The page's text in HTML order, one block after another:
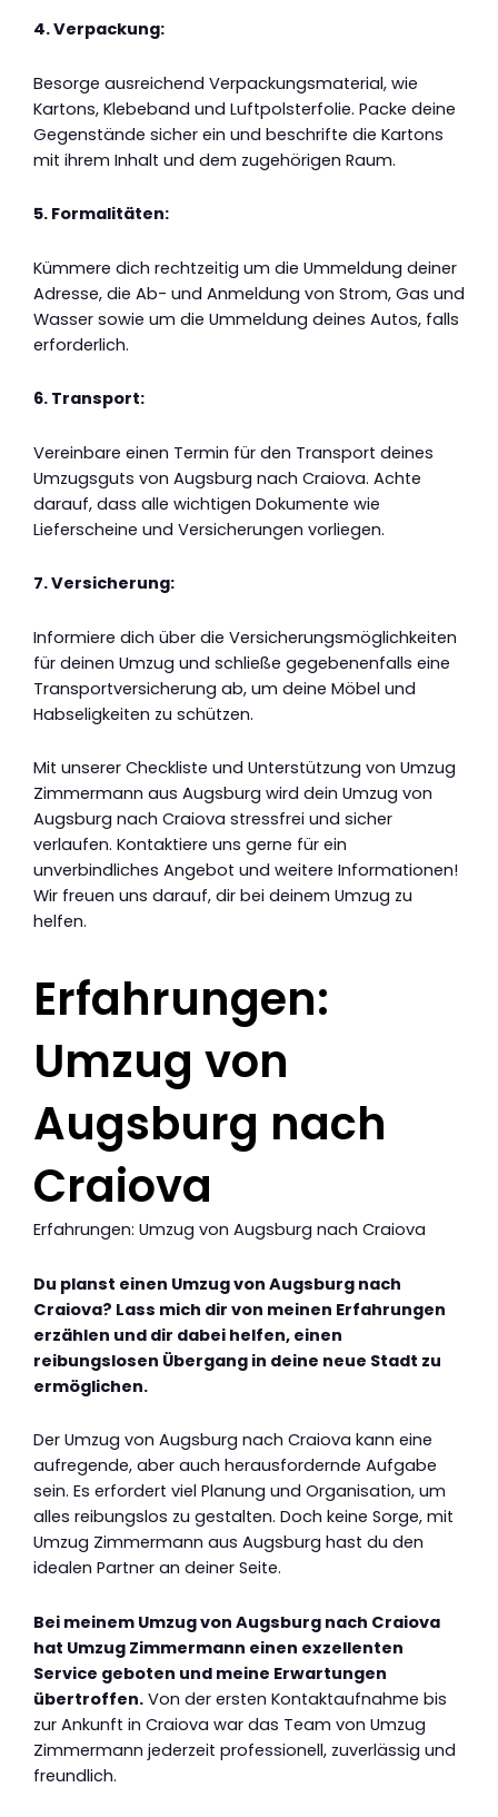
4. Verpackung:
Besorge ausreichend Verpackungsmaterial, wie
Kartons, Klebeband und Luftpolsterfolie. Packe deine
Gegenstände sicher ein und beschrifte die Kartons
mit ihrem Inhalt und dem zugehörigen Raum.
5. Formalitäten:
Kümmere dich rechtzeitig um die Ummeldung deiner
Adresse, die Ab- und Anmeldung von Strom, Gas und
Wasser sowie um die Ummeldung deines Autos, falls
erforderlich.
6. Transport:
Vereinbare einen Termin für den Transport deines
Umzugsguts von Augsburg nach Craiova. Achte
darauf, dass alle wichtigen Dokumente wie
Lieferscheine und Versicherungen vorliegen.
7. Versicherung:
Informiere dich über die Versicherungsmöglichkeiten
für deinen Umzug und schließe gegebenenfalls eine
Transportversicherung ab, um deine Möbel und
Habseligkeiten zu schützen.
Mit unserer Checkliste und Unterstützung von Umzug
Zimmermann aus Augsburg wird dein Umzug von
Augsburg nach Craiova stressfrei und sicher
verlaufen. Kontaktiere uns gerne für ein
unverbindliches Angebot und weitere Informationen!
Wir freuen uns darauf, dir bei deinem Umzug zu
helfen.
Erfahrungen:
Umzug von
Augsburg nach
Craiova
Erfahrungen: Umzug von Augsburg nach Craiova
Du planst einen Umzug von Augsburg nach
Craiova? Lass mich dir von meinen Erfahrungen
erzählen und dir dabei helfen, einen
reibungslosen Übergang in deine neue Stadt zu
ermöglichen.
Der Umzug von Augsburg nach Craiova kann eine
aufregende, aber auch herausfordernde Aufgabe
sein. Es erfordert viel Planung und Organisation, um
alles reibungslos zu gestalten. Doch keine Sorge, mit
Umzug Zimmermann aus Augsburg hast du den
idealen Partner an deiner Seite.
Bei meinem Umzug von Augsburg nach Craiova
hat Umzug Zimmermann einen exzellenten
Service geboten und meine Erwartungen
übertroffen. Von der ersten Kontaktaufnahme bis
zur Ankunft in Craiova war das Team von Umzug
Zimmermann jederzeit professionell, zuverlässig und
freundlich.